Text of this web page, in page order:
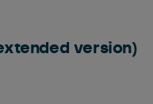
version)